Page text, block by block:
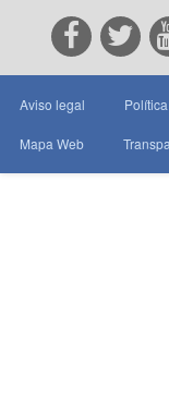
Aviso legal
Mapa Web